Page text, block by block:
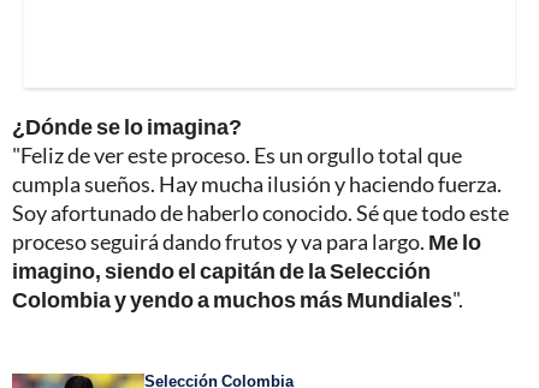
¿Dónde se lo imagina?
"Feliz de ver este proceso. Es un orgullo total que
cumpla sueños. Hay mucha ilusión y haciendo fuerza.
Soy afortunado de haberlo conocido. Sé que todo este
proceso seguirá dando frutos y va para largo. Me lo
imagino, siendo el capitán de la Selección
Colombia y yendo a muchos más Mundiales".
Selección Colombia